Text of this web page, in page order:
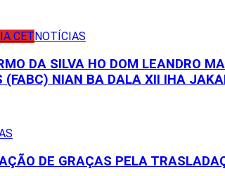
CETNOTÍCIAS
DA SILVA HO DOM LEANDRO
(FABC) NIAN BA DALA XII IHA
DE GRAÇAS PELA